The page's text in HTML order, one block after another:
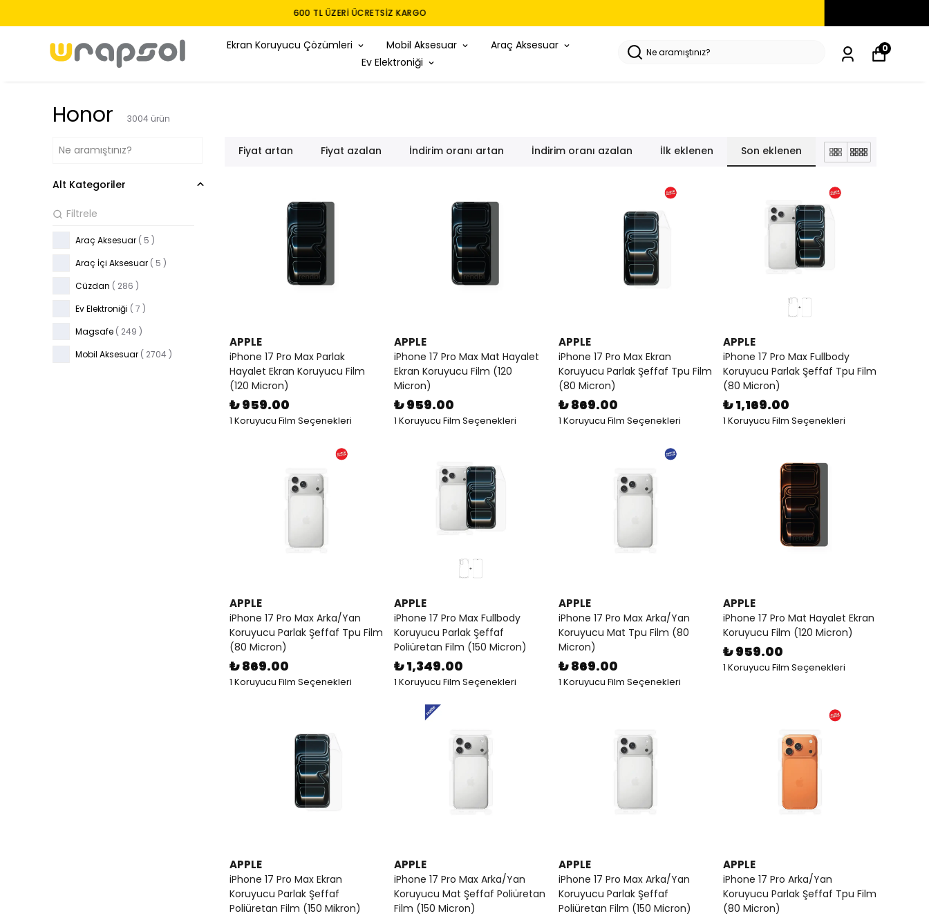
TÜM MODELLER IÇIN FULLBODY KAPLAMA
Ekran Koruyucu Çözümleri Mobil Aksesuar
Araç Aksesuar
Ev Elektroniği
0
Honor 3004 ürün
Fiyat artan Fiyat azalan İndirim oranı artan İndirim oranı azalan İlk eklenen Son eklenen
Alt Kategoriler
Araç Aksesuar ( 5 )
Araç İçi Aksesuar ( 5 )
Cüzdan ( 286 )
Ev Elektroniği ( 7 )
Magsafe ( 249 )
Mobil Aksesuar ( 2704 )
APPLE
iPhone 17 Pro Max Parlak
Hayalet Ekran Koruyucu Film
(120 Micron)
₺ 959.00
1 Koruyucu Film Seçenekleri
APPLE
iPhone 17 Pro Max Mat Hayalet
Ekran Koruyucu Film (120
Micron)
₺ 959.00
1 Koruyucu Film Seçenekleri
APPLE
iPhone 17 Pro Max Ekran
Koruyucu Parlak Şeffaf Tpu Film
(80 Micron)
₺ 869.00
1 Koruyucu Film Seçenekleri
APPLE
iPhone 17 Pro Max Fullbody
Koruyucu Parlak Şeffaf Tpu Film
(80 Micron)
₺ 1,169.00
1 Koruyucu Film Seçenekleri
APPLE
iPhone 17 Pro Max Arka/Yan
Koruyucu Parlak Şeffaf Tpu Film
(80 Micron)
₺ 869.00
1 Koruyucu Film Seçenekleri
APPLE
iPhone 17 Pro Max Fullbody
Koruyucu Parlak Şeffaf
Poliüretan Film (150 Micron)
₺ 1,349.00
1 Koruyucu Film Seçenekleri
APPLE
iPhone 17 Pro Max Arka/Yan
Koruyucu Mat Tpu Film (80
Micron)
₺ 869.00
1 Koruyucu Film Seçenekleri
APPLE
iPhone 17 Pro Mat Hayalet Ekran
Koruyucu Film (120 Micron)
₺ 959.00
1 Koruyucu Film Seçenekleri
APPLE
iPhone 17 Pro Max Ekran
Koruyucu Parlak Şeffaf
Poliüretan Film (150 Mikron)
APPLE
iPhone 17 Pro Max Arka/Yan
Koruyucu Mat Şeffaf Poliüretan
Film (150 Micron)
APPLE
iPhone 17 Pro Max Arka/Yan
Koruyucu Parlak Şeffaf
Poliüretan Film (150 Micron)
APPLE
iPhone 17 Pro Arka/Yan
Koruyucu Parlak Şeffaf Tpu Film
(80 Micron)